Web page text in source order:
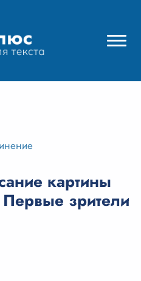
картины
зрители